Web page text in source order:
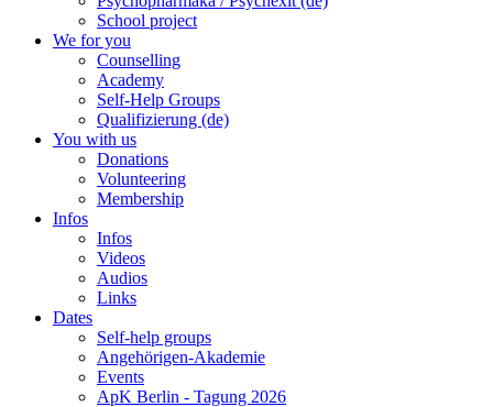
School project
We for you
Counselling
Academy
Self-Help Groups
Qualifizierung (de)
You with us
Donations
Volunteering
Membership
Infos
Infos
Videos
Audios
Links
Dates
Self-help groups
Angehörigen-Akademie
Events
ApK Berlin - Tagung 2026